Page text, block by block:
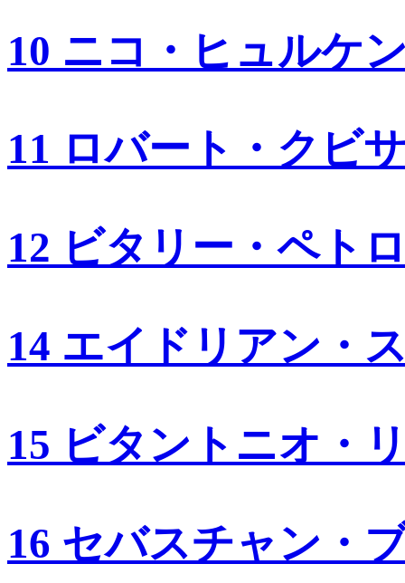
10 ニコ・ヒュルケ
11 ロバート・クビ
12 ビタリー・ペト
14 エイドリアン・
15 ビタントニオ・
16 セバスチャン・